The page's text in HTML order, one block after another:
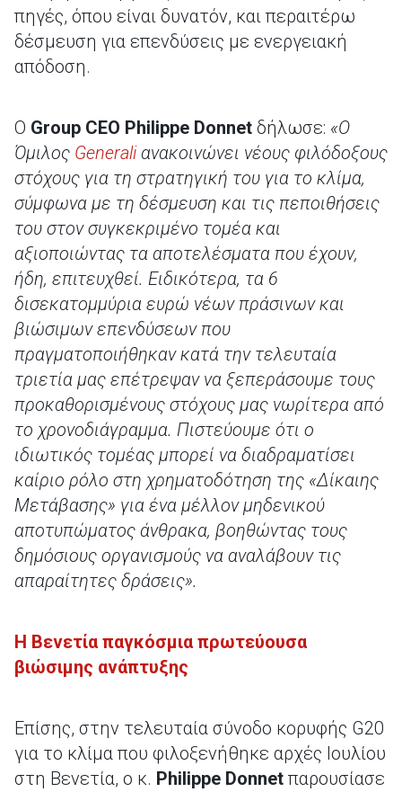
πηγές, όπου είναι δυνατόν, και περαιτέρω
δέσμευση για επενδύσεις με ενεργειακή
απόδοση.
Ο Group CEO Philippe Donnet δήλωσε: «Ο
Όμιλος Generaliανακοινώνει νέους φιλόδοξους
στόχους για τη στρατηγική του για το κλίμα,
σύμφωνα με τη δέσμευση και τις πεποιθήσεις
του στον συγκεκριμένο τομέα και
αξιοποιώντας τα αποτελέσματα που έχουν,
ήδη, επιτευχθεί. Ειδικότερα, τα 6
δισεκατομμύρια ευρώ νέων πράσινων και
βιώσιμων επενδύσεων που
πραγματοποιήθηκαν κατά την τελευταία
τριετία μας επέτρεψαν να ξεπεράσουμε τους
προκαθορισμένους στόχους μας νωρίτερα από
το χρονοδιάγραμμα. Πιστεύουμε ότι ο
ιδιωτικός τομέας μπορεί να διαδραματίσει
καίριο ρόλο στη χρηματοδότηση της «Δίκαιης
Μετάβασης» για ένα μέλλον μηδενικού
αποτυπώματος άνθρακα, βοηθώντας τους
δημόσιους οργανισμούς να αναλάβουν τις
απαραίτητες δράσεις».
Η Βενετία παγκόσμια πρωτεύουσα
βιώσιμης ανάπτυξης
Επίσης, στην τελευταία σύνοδο κορυφής G20
για το κλίμα που φιλοξενήθηκε αρχές Ιουλίου
στη Βενετία, ο κ. Philippe Donnet παρουσίασε